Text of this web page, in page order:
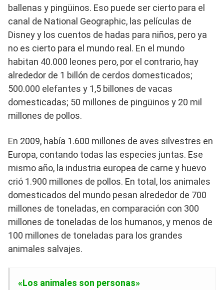
ballenas y pingüinos. Eso puede ser cierto para el
canal de National Geographic, las películas de
Disney y los cuentos de hadas para niños, pero ya
no es cierto para el mundo real. En el mundo
habitan 40.000 leones pero, por el contrario, hay
alrededor de 1 billón de cerdos domesticados;
500.000 elefantes y 1,5 billones de vacas
domesticadas; 50 millones de pingüinos y 20 mil
millones de pollos.
En 2009, había 1.600 millones de aves silvestres en
Europa, contando todas las especies juntas. Ese
mismo año, la industria europea de carne y huevo
crió 1.900 millones de pollos. En total, los animales
domesticados del mundo pesan alrededor de 700
millones de toneladas, en comparación con 300
millones de toneladas de los humanos, y menos de
100 millones de toneladas para los grandes
animales salvajes.
«Los animales son personas»